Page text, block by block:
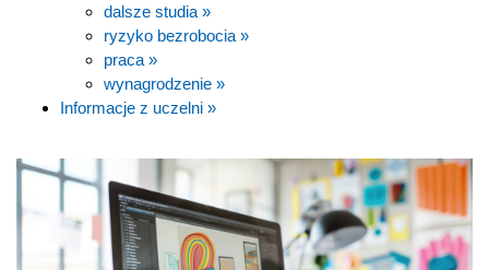
dalsze studia »
ryzyko bezrobocia »
praca »
wynagrodzenie »
Informacje z uczelni »